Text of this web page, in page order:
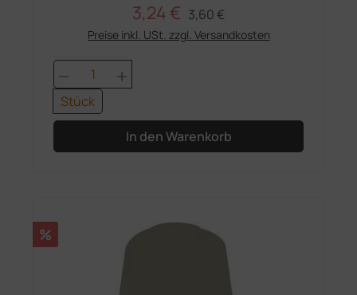
Verkaufspreis:
3,24 € Regulärer Preis:
3,60 €
Preise inkl. USt. zzgl. Versandkosten
Produkt Anzahl: Gib den
Stück
In den Warenkorb
Rabatt
%